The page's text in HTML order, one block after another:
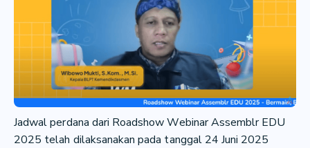
Jadwal perdana dari Roadshow Webinar Assemblr EDU
2025 telah dilaksanakan pada tanggal 24 Juni 2025